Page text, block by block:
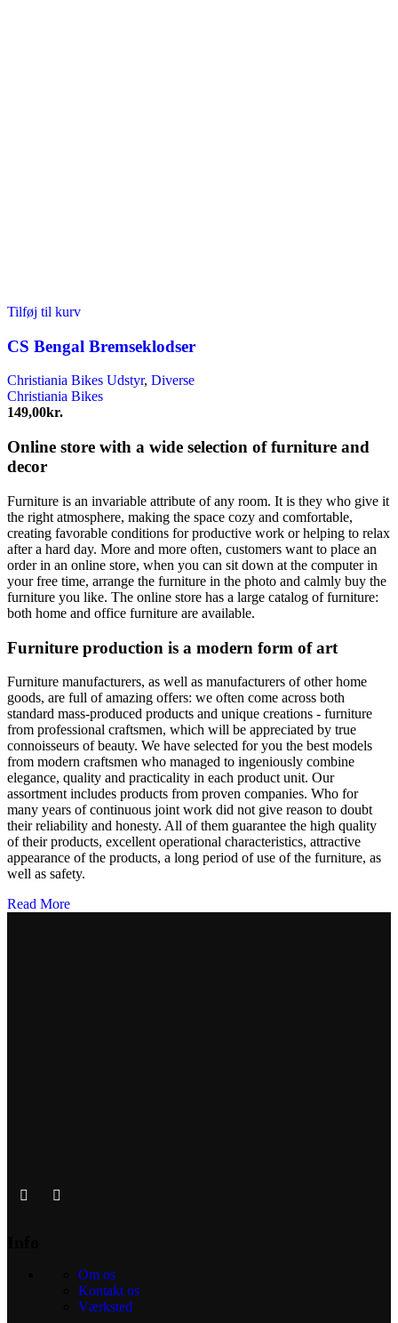
Tilføj til kurv
CS Bengal Bremseklodser
Christiania Bikes Udstyr, Diverse
Christiania Bikes
149,00kr.
Online store with a wide selection of furniture and
decor
Furniture is an invariable attribute of any room. It is they who give it
the right atmosphere, making the space cozy and comfortable,
creating favorable conditions for productive work or helping to relax
after a hard day. More and more often, customers want to place an
order in an online store, when you can sit down at the computer in
your free time, arrange the furniture in the photo and calmly buy the
furniture you like. The online store has a large catalog of furniture:
both home and office furniture are available.
Furniture production is a modern form of art
Furniture manufacturers, as well as manufacturers of other home
goods, are full of amazing offers: we often come across both
standard mass-produced products and unique creations - furniture
from professional craftsmen, which will be appreciated by true
connoisseurs of beauty. We have selected for you the best models
from modern craftsmen who managed to ingeniously combine
elegance, quality and practicality in each product unit. Our
assortment includes products from proven companies. Who for
many years of continuous joint work did not give reason to doubt
their reliability and honesty. All of them guarantee the high quality
of their products, excellent operational characteristics, attractive
appearance of the products, a long period of use of the furniture, as
well as safety.
Read More
Om os
Kontakt os
Værksted